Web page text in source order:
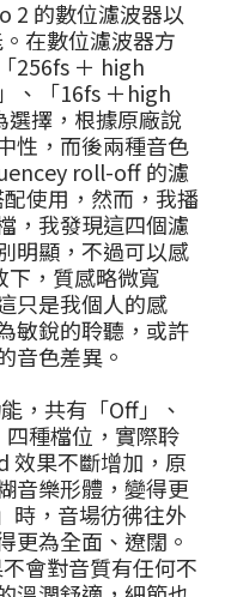
2 的數位濾波器以
在數位濾波器方
256fs ＋ high
、「16fs ＋high
擇，根據原廠說
性，而後兩種音色
roll-off 的濾
使用，然而，我播
，我發現這四個濾
明顯，不過可以感
下，質感略微寬
只是我個人的感
敏銳的聆聽，或許
音色差異。
，共有「Off」、
四種檔位，實際聆
效果不斷增加，原
音樂形體，變得更
時，音場彷彿往外
更為全面、遼闊。
會對音質有任何不